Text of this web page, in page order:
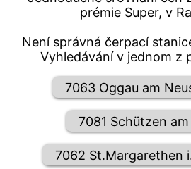
prémie Super, v
Není správná čerpací
Vyhledávání v jednom z
7063 Oggau am
7081 Schützen
7062 St.Margarethen